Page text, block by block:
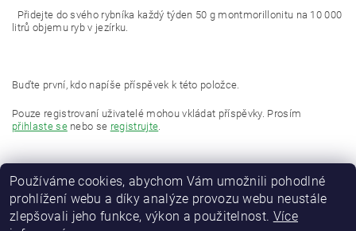
Přidejte do svého rybníka každý týden 50 g montmorillonitu na 10 000
litrů objemu ryb v jezírku.
Buďte první, kdo napíše příspěvek k této položce.
Pouze registrovaní uživatelé mohou vkládat příspěvky. Prosím
přihlaste senebo se registrujte
Používáme cookies, abychom Vám umožnili pohodlné
prohlížení webu a díky analýze provozu webu neustále
zlepšovali jeho funkce, výkon a použitelnost. Více